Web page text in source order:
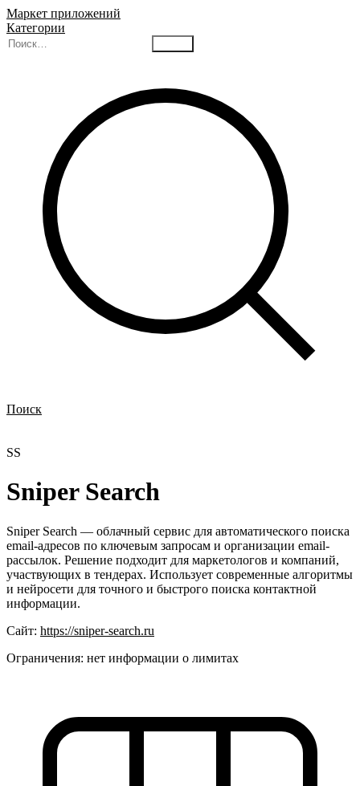
Маркет приложений
Категории
Поиск
SS
Sniper Search
Sniper Search — облачный сервис для автоматического поиска
email-адресов по ключевым запросам и организации email-
рассылок. Решение подходит для маркетологов и компаний,
участвующих в тендерах. Использует современные алгоритмы
и нейросети для точного и быстрого поиска контактной
информации.
Сайт: https://sniper-search.ru
Ограничения: нет информации о лимитах